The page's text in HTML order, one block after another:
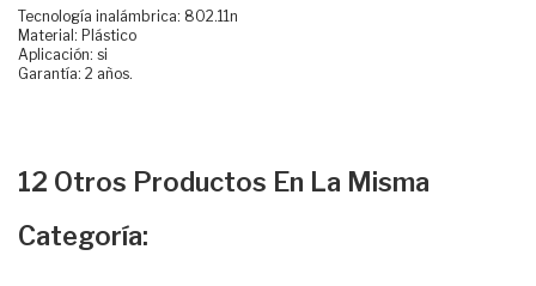
Tecnología inalámbrica: 802.11n
Material: Plástico
Aplicación: si
Garantía: 2 años.
12 Otros Productos En La Misma
Categoría: